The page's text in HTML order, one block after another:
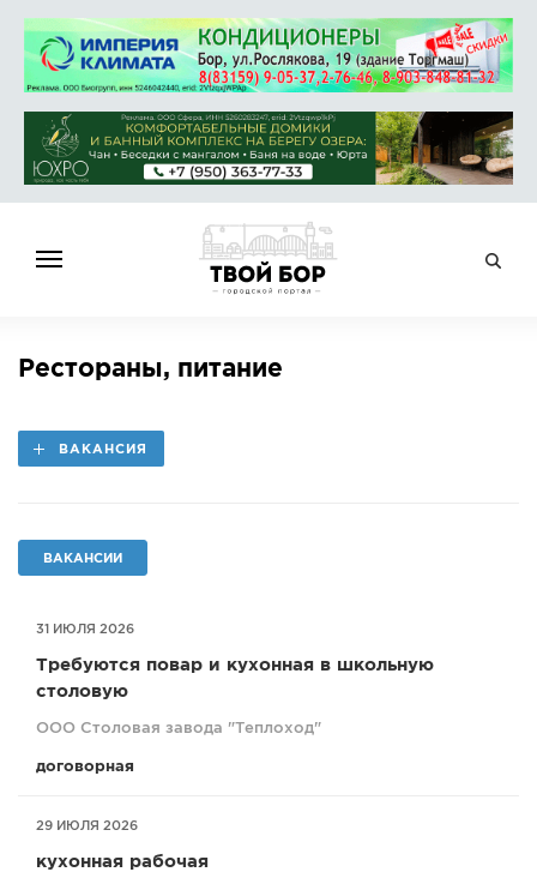
НОВОСТИ
ОБЪЯВЛЕНИЯ
СПРАВКА
Рестораны, питание
ВАКАНСИЯ
ВАКАНСИИ
31 ИЮЛЯ 2026
Требуются повар и кухонная в школьную
столовую
ООО Столовая завода "Теплоход"
договорная
29 ИЮЛЯ 2026
кухонная рабочая